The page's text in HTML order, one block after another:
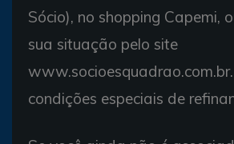
Sócio), no shopping Capemi,
sua situação pelo site
condições especiais de